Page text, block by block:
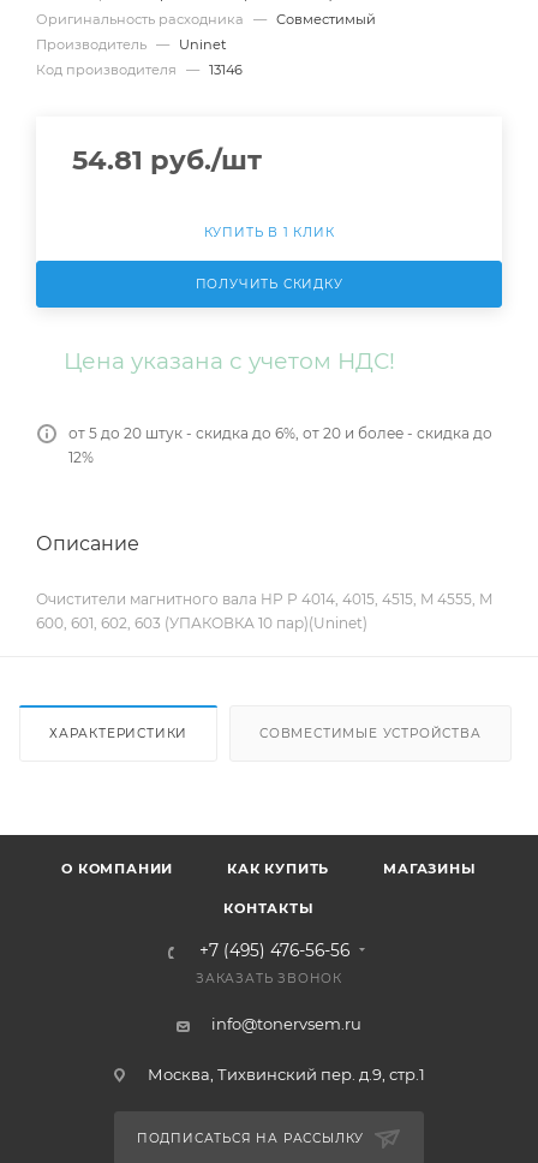
Оригинальность расходника
— Совместимый
Производитель —
Uninet
Код производителя
— 13146
54.81 руб./шт
КУПИТЬ В 1 КЛИК
ПОЛУЧИТЬ СКИДКУ
Цена указана с учетом НДС!
от 5 до 20 штук - скидка до 6%, от 20 и более - скидка до
12%
Описание
Очистители магнитного вала HP P 4014, 4015, 4515, M 4555, M
600, 601, 602, 603 (УПАКОВКА 10 пар)(Uninet)
ХАРАКТЕРИСТИКИ СОВМЕСТИМЫЕ УСТРОЙСТВА
О КОМПАНИИ КАК КУПИТЬ МАГАЗИНЫ
КОНТАКТЫ
+7 (495) 476-56-56
ЗАКАЗАТЬ ЗВОНОК
info@tonervsem.ru
Москва, Тихвинский пер. д.9, стр.1
ПОДПИСАТЬСЯ НА РАССЫЛКУ